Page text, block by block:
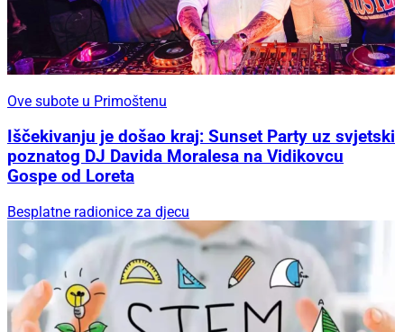
Ove subote u Primoštenu
Iščekivanju je došao kraj: Sunset Party uz svjetski
poznatog DJ Davida Moralesa na Vidikovcu
Gospe od Loreta
Besplatne radionice za djecu